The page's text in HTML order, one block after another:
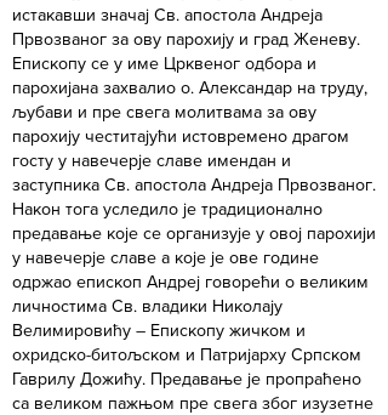
истакавши значај Св. апостола Андреја
Првозваног за ову парохију и град Женеву.
Епископу се у име Црквеног одбора и
парохијана захвалио о. Александар на труду,
љубави и пре свега молитвама за ову
парохију честитајући истовремено драгом
госту у навечерје славе имендан и
заступника Св. апостола Андреја Првозваног.
Након тога уследило је традиционално
предавање које се организује у овој парохији
у навечерје славе а које је ове године
одржао епископ Андреј говорећи о великим
личностима Св. владики Николају
Велимировићу – Епископу жичком и
охридско-битољском и Патријарху Српском
Гаврилу Дожићу. Предавање је пропраћено
са великом пажњом пре свега због изузетне